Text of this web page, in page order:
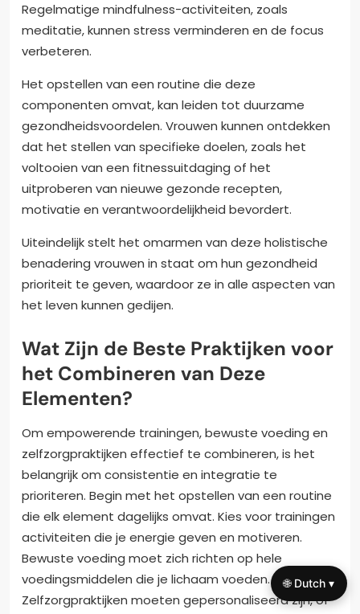
Regelmatige mindfulness-activiteiten, zoals
meditatie, kunnen stress verminderen en de focus
verbeteren.
Het opstellen van een routine die deze
componenten omvat, kan leiden tot duurzame
gezondheidsvoordelen. Vrouwen kunnen ontdekken
dat het stellen van specifieke doelen, zoals het
voltooien van een fitnessuitdaging of het
uitproberen van nieuwe gezonde recepten,
motivatie en verantwoordelijkheid bevordert.
Uiteindelijk stelt het omarmen van deze holistische
benadering vrouwen in staat om hun gezondheid
prioriteit te geven, waardoor ze in alle aspecten van
het leven kunnen gedijen.
Wat Zijn de Beste Praktijken voor
het Combineren van Deze
Elementen?
Om empowerende trainingen, bewuste voeding en
zelfzorgpraktijken effectief te combineren, is het
belangrijk om consistentie en integratie te
prioriteren. Begin met het opstellen van een routine
die elk element dagelijks omvat. Kies voor trainingen
activiteiten die je energie geven en motiveren.
Bewuste voeding moet zich richten op hele
voedingsmiddelen die je lichaam voeden.
Zelfzorgpraktijken moeten gepersonaliseerd zijn, of
🌐 Dutch ▾